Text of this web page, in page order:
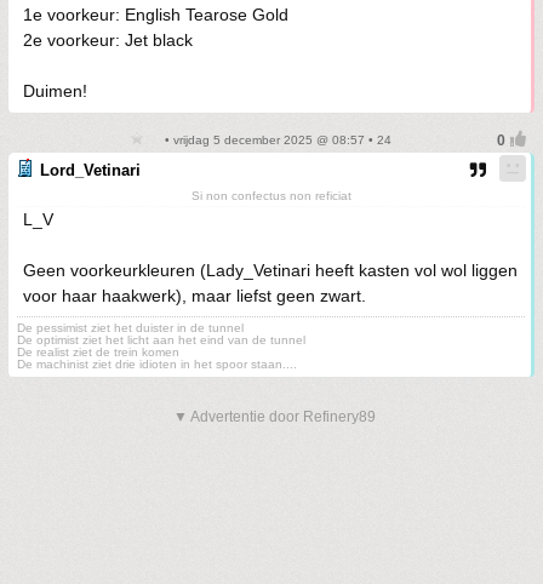
1e voorkeur: English Tearose Gold
2e voorkeur: Jet black
Duimen!
• vrijdag 5 december 2025 @ 08:57 • 24
Lord_Vetinari
Si non confectus non reficiat
L_V
Geen voorkeurkleuren (Lady_Vetinari heeft kasten vol wol liggen
voor haar haakwerk), maar liefst geen zwart.
De pessimist ziet het duister in de tunnel
De optimist ziet het licht aan het eind van de tunnel
De realist ziet de trein komen
De machinist ziet drie idioten in het spoor staan....
▼ Advertentie door Refinery89